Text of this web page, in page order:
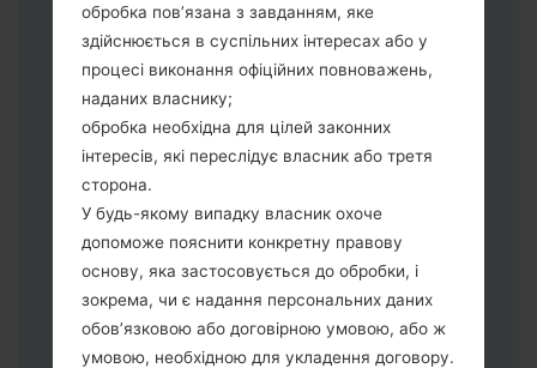
Підключивши телефон до ПК
використовуючи USB кабель.
Натисніть та утримуйти клавіші:
живлення, збільшення гучності та
додому.
Підключіть USB кабель та натисніть
клавіші: зменшення звуку та Bixbi.
Натисніть та утримуйти клавіші:
живлення та збільшення гучності.
Далі підключить телефон до ПК,
програма Odin повина виявити Ваш
девайс та "COM port number" з'явиться
на екрані.
обробка пов’язана з завданням, яке
здійснюється в суспільних інтересах або у
процесі виконання офіційних повноважень,
наданих власнику;
обробка необхідна для цілей законних
інтересів, які переслідує власник або третя
сторона.
У будь-якому випадку власник охоче
допоможе пояснити конкретну правову
основу, яка застосовується до обробки, і
зокрема, чи є надання персональних даних
обов’язковою або договірною умовою, або ж
умовою, необхідною для укладення договору.